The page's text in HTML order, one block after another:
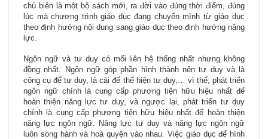
chủ biên là một bộ sách mới, ra đời vào đúng thời điểm, đúng
lúc mà chương trình giáo dục đang chuyển mình từ giáo dục
theo định hướng nội dung sang giáo dục theo định hướng năng
lực.
Ngôn ngữ và tư duy có mối liên hệ thống nhất nhưng không
đồng nhất. Ngôn ngữ góp phần hình thành nên tư duy và là
công cụ để tư duy, là cái để thể hiện tư duy,… vì thế, phát triển
ngôn ngữ chính là cung cấp phương tiện hữu hiệu nhất để
hoàn thiện năng lực tư duy, và ngược lại, phát triển tư duy
chính là cung cấp phương tiện hữu hiệu nhất để hoàn thiện
năng lực ngôn ngữ. Năng lực tư duy và năng lực ngôn ngữ
luôn song hành và hoà quyện vào nhau. Việc giáo dục để hình